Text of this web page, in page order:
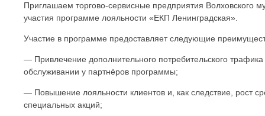
Приглашаем торгово-сервисные предприятия Волховского
участия программе лояльности «ЕКП Ленинградская».
Участие в программе предоставляет следующие
— Привлечение дополнительного потребительского
обслуживании у партнёров программы;
— Повышение лояльности клиентов и, как следствие, рост
специальных акций;